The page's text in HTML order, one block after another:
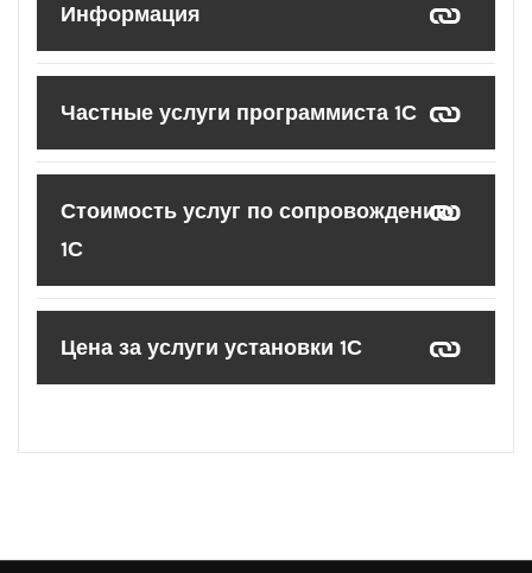
Информация
Частные услуги программиста 1С
Стоимость услуг по сопровождению
1С
Цена за услуги установки 1С